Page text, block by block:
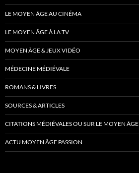
LE MOYEN ÂGE AU CINÉMA
LE MOYEN ÂGE À LA TV
MOYEN ÂGE & JEUX VIDÉO
MÉDECINE MÉDIÉVALE
ROMANS & LIVRES
SOURCES & ARTICLES
CITATIONS MÉDIÉVALES OU SUR LE MOYEN ÂGE
ACTU MOYEN ÂGE PASSION